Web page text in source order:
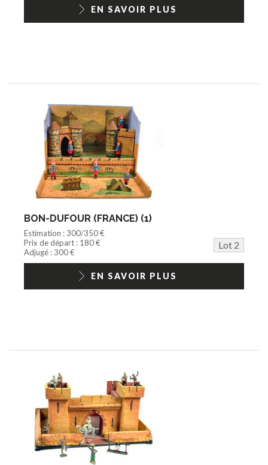
1/18ème moderneEN SAVOIR PLUS
BON-DUFOUR (FRANCE) (1)
Estimation : 300/350 €
Prix de départ : 180 €
Lot 2
Adjugé : 300 €
EN SAVOIR PLUS